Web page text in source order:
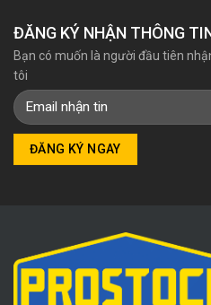
ĐĂNG KÝ NHẬN THÔNG
Bạn có muốn là người đầu tiên
tôi